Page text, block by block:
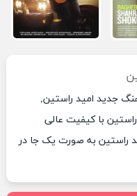
جدید امید راستین,
با کیفیت عالی
راستین به صورت یک جا در